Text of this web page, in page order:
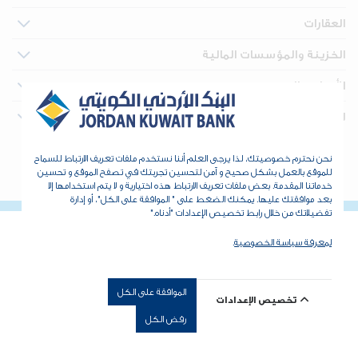
العقارات
الخزينة والمؤسسات المالية
الأدوات والدعم
للتواصل
حقوق الطبع والنشر © 2026 البنك الأردني الكويتي - جميع الحقوق
محفوظة. طور بواسطةdot.jo
نحن نحترم خصوصيتك، لذا يرجى العلم أننا نستخدم ملفات تعريف الارتباط للسماح
للموقع بالعمل بشكل صحيح و آمن لتحسين تجربتك في تصفح الموقع و تحسين
خدماتنا المقدمة. بعض ملفات تعريف الارتباط هذه اختيارية و لا يتم استخدامها إلا
بعد موافقتك عليها. يمكنك الضغط على " الموافقة على الكل"، أو إدارة
تفضيلاتك من خلال رابط تخصيص الإعدادات "أدناه."
لمعرفة سياسة الخصوصية.
تخصيص الإعدادات
الموافقة على الكل
رفض الكل